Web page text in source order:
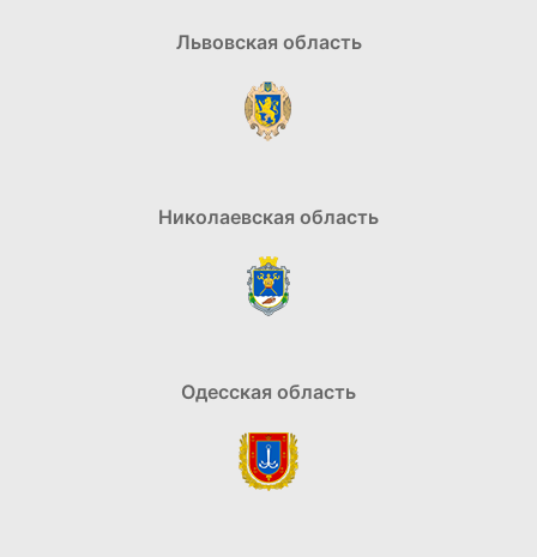
Львовская область
Николаевская область
Одесская область